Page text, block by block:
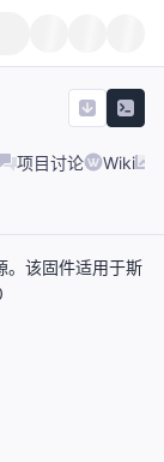
项目讨论 Wiki
。该固件适用于斯